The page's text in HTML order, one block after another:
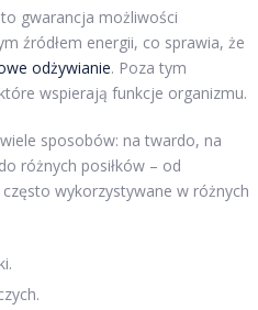
gwarancja możliwości
źródłem energii, co sprawia, że
odżywianie. Poza tym
wspierają funkcje organizmu.
sposobów: na twardo, na
różnych posiłków – od
wykorzystywane w różnych